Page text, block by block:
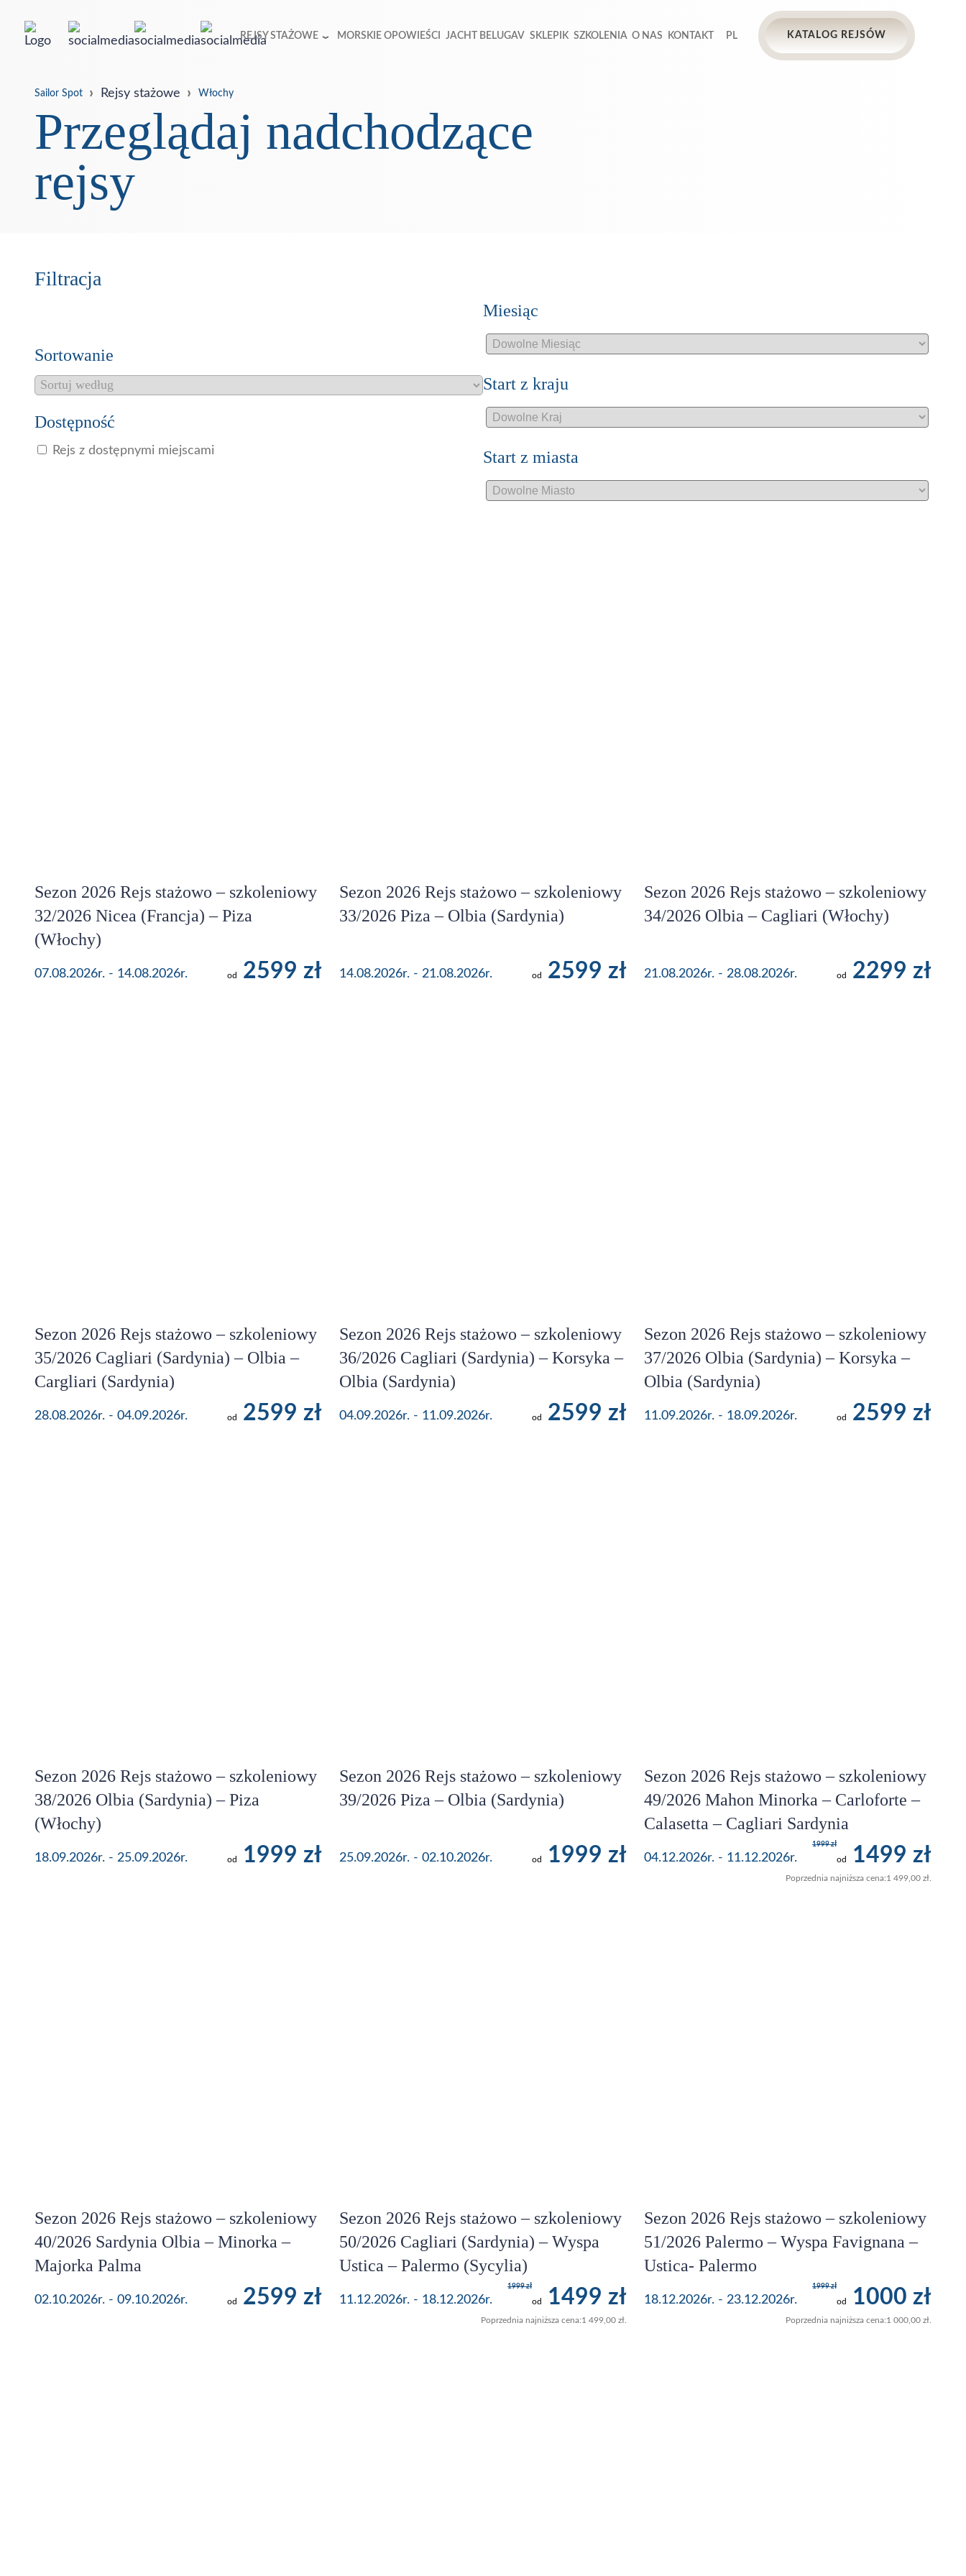
REJSY STAŻOWE MORSKIE OPOWIEŚCI JACHT BELUGAV SKLEPIK SZKOLENIA O NAS KONTAKT PL KATALOG REJSÓW
Sailor Spot Rejsy stażowe Włochy
Przeglądaj nadchodzące
rejsy
Filtracja
Sortowanie
Dostępność
Rejs z dostępnymi miejscami
Miesiąc
Start z kraju
Start z miasta
Sezon 2026 Rejs stażowo – szkoleniowy
32/2026 Nicea (Francja) – Piza
(Włochy)
07.08.2026r. - 14.08.2026r. od 2599 zł
Sezon 2026 Rejs stażowo – szkoleniowy
33/2026 Piza – Olbia (Sardynia)
14.08.2026r. - 21.08.2026r. od 2599 zł
Sezon 2026 Rejs stażowo – szkoleniowy
34/2026 Olbia – Cagliari (Włochy)
21.08.2026r. - 28.08.2026r. od 2299 zł
Sezon 2026 Rejs stażowo – szkoleniowy
35/2026 Cagliari (Sardynia) – Olbia –
Cargliari (Sardynia)
28.08.2026r. - 04.09.2026r. od 2599 zł
Sezon 2026 Rejs stażowo – szkoleniowy
36/2026 Cagliari (Sardynia) – Korsyka –
Olbia (Sardynia)
04.09.2026r. - 11.09.2026r. od 2599 zł
Sezon 2026 Rejs stażowo – szkoleniowy
37/2026 Olbia (Sardynia) – Korsyka –
Olbia (Sardynia)
11.09.2026r. - 18.09.2026r. od 2599 zł
Sezon 2026 Rejs stażowo – szkoleniowy
38/2026 Olbia (Sardynia) – Piza
(Włochy)
18.09.2026r. - 25.09.2026r. od 1999 zł
Sezon 2026 Rejs stażowo – szkoleniowy
39/2026 Piza – Olbia (Sardynia)
25.09.2026r. - 02.10.2026r. od 1999 zł
Sezon 2026 Rejs stażowo – szkoleniowy
49/2026 Mahon Minorka – Carloforte –
Calasetta – Cagliari Sardynia
04.12.2026r. - 11.12.2026r.
1999 zł
od 1499 zł
Poprzednia najniższa cena:1 499,00 zł
Sezon 2026 Rejs stażowo – szkoleniowy
40/2026 Sardynia Olbia – Minorka –
Majorka Palma
02.10.2026r. - 09.10.2026r. od 2599 zł
Sezon 2026 Rejs stażowo – szkoleniowy
50/2026 Cagliari (Sardynia) – Wyspa
Ustica – Palermo (Sycylia)
11.12.2026r. - 18.12.2026r.
1999 zł
od 1499 zł
Poprzednia najniższa cena:1 499,00 zł
Sezon 2026 Rejs stażowo – szkoleniowy
51/2026 Palermo – Wyspa Favignana –
Ustica- Palermo
18.12.2026r. - 23.12.2026r.
1999 zł
od 1000 zł
Poprzednia najniższa cena:1 000,00 zł